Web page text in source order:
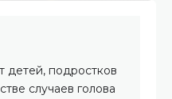
детей, подростков
случаев голова